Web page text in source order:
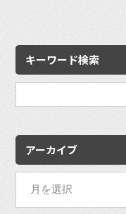
キーワード検索
アーカイブ